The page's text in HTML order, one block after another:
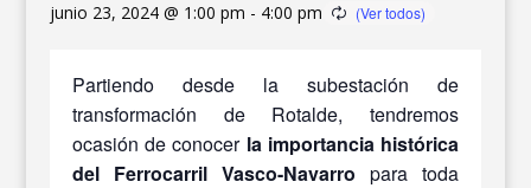
junio 23, 2024 @ 1:00 pm - 4:00 pm
Partiendo desde la subestación de
transformación de Rotalde, tendremos
ocasión de conocer la importancia histórica
del Ferrocarril Vasco-Navarro para toda